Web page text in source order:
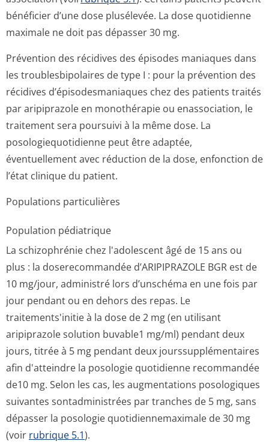
bénéficier d’une dose plusélevée. La dose quotidienne
maximale ne doit pas dépasser 30 mg.
Prévention des récidives des épisodes maniaques dans
les troublesbipolaires de type I : pour la prévention des
récidives d’épisodesmaniaques chez des patients traités
par aripiprazole en monothérapie ou enassociation, le
traitement sera poursuivi à la même dose. La
posologiequoti­dienne peut être adaptée,
éventuellement avec réduction de la dose, enfonction de
l’état clinique du patient.
Populations particulières
Population pédiatrique
La schizophrénie chez l'adolescent âgé de 15 ans ou
plus : la doserecommandée d’ARIPIPRAZOLE BGR est de
10 mg/jour, administré lors d’unschéma en une fois par
jour pendant ou en dehors des repas. Le
traitements'initie à la dose de 2 mg (en utilisant
aripiprazole solution buvable1 mg/ml) pendant deux
jours, titrée à 5 mg pendant deux jourssupplémen­taires
afin d'atteindre la posologie quotidienne recommandée
de10 mg. Selon les cas, les augmentations posologiques
suivantes sontadministrées par tranches de 5 mg, sans
dépasser la posologie quotidiennemaximale de 30 mg
(voir rubrique 5.1).